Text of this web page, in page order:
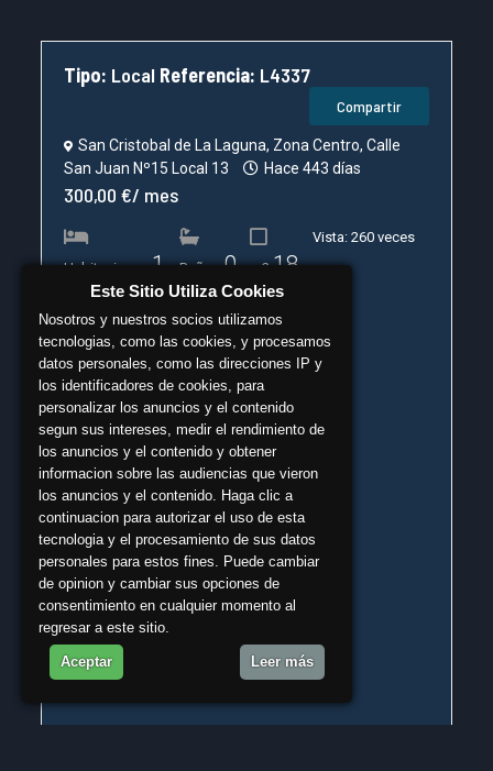
Tipo: Local Referencia: L4337
Compartir
San Cristobal de La Laguna, Zona Centro, Calle
San Juan Nº15 Local 13
Hace 443 días
300,00 €/ mes
Habitaciones 1 Baños 0 m2 18
Vista: 260 veces
Este Sitio Utiliza Cookies
Nosotros y nuestros socios utilizamos
tecnologias, como las cookies, y procesamos
datos personales, como las direcciones IP y
los identificadores de cookies, para
personalizar los anuncios y el contenido
segun sus intereses, medir el rendimiento de
los anuncios y el contenido y obtener
informacion sobre las audiencias que vieron
los anuncios y el contenido. Haga clic a
continuacion para autorizar el uso de esta
tecnologia y el procesamiento de sus datos
personales para estos fines. Puede cambiar
de opinion y cambiar sus opciones de
consentimiento en cualquier momento al
regresar a este sitio.
Aceptar Leer más